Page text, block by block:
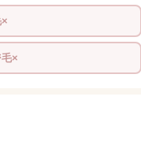
×